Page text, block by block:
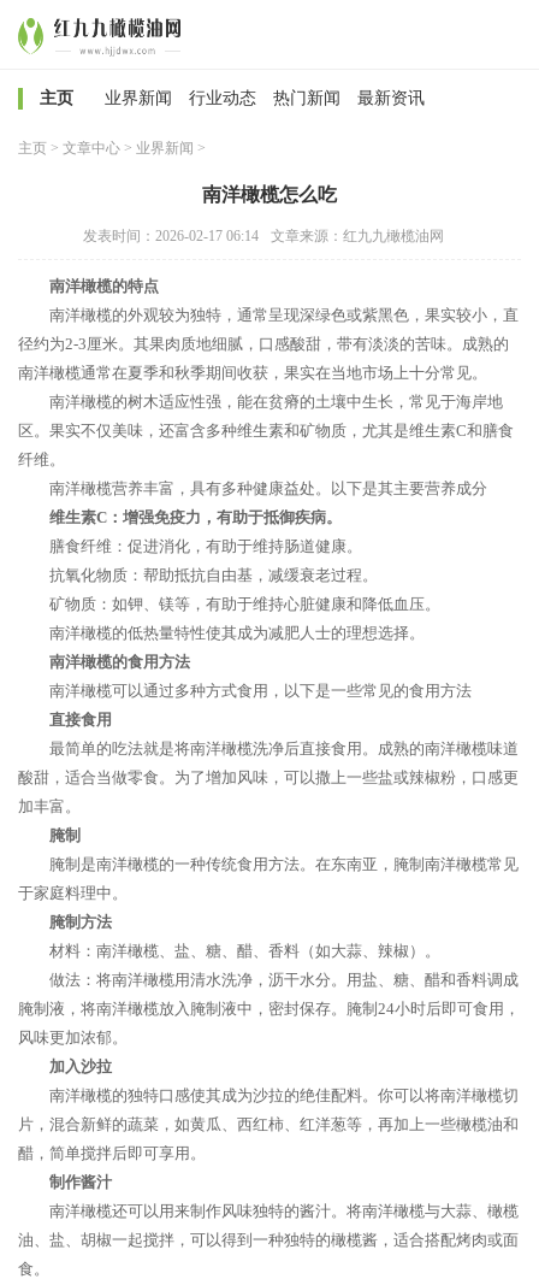
主页 业界新闻 行业动态 热门新闻 最新资讯
主页 > 文章中心 > 业界新闻 >
南洋橄榄怎么吃
发表时间：2026-02-17 06:14 文章来源：红九九橄榄油网
南洋橄榄的特点
南洋橄榄的外观较为独特，通常呈现深绿色或紫黑色，果实较小，直
径约为2-3厘米。其果肉质地细腻，口感酸甜，带有淡淡的苦味。成熟的
南洋橄榄通常在夏季和秋季期间收获，果实在当地市场上十分常见。
南洋橄榄的树木适应性强，能在贫瘠的土壤中生长，常见于海岸地
区。果实不仅美味，还富含多种维生素和矿物质，尤其是维生素C和膳食
纤维。
南洋橄榄营养丰富，具有多种健康益处。以下是其主要营养成分
维生素C：增强免疫力，有助于抵御疾病。
膳食纤维：促进消化，有助于维持肠道健康。
抗氧化物质：帮助抵抗自由基，减缓衰老过程。
矿物质：如钾、镁等，有助于维持心脏健康和降低血压。
南洋橄榄的低热量特性使其成为减肥人士的理想选择。
南洋橄榄的食用方法
南洋橄榄可以通过多种方式食用，以下是一些常见的食用方法
直接食用
最简单的吃法就是将南洋橄榄洗净后直接食用。成熟的南洋橄榄味道
酸甜，适合当做零食。为了增加风味，可以撒上一些盐或辣椒粉，口感更
加丰富。
腌制
腌制是南洋橄榄的一种传统食用方法。在东南亚，腌制南洋橄榄常见
于家庭料理中。
腌制方法
材料：南洋橄榄、盐、糖、醋、香料（如大蒜、辣椒）。
做法：将南洋橄榄用清水洗净，沥干水分。用盐、糖、醋和香料调成
腌制液，将南洋橄榄放入腌制液中，密封保存。腌制24小时后即可食用，
风味更加浓郁。
加入沙拉
南洋橄榄的独特口感使其成为沙拉的绝佳配料。你可以将南洋橄榄切
片，混合新鲜的蔬菜，如黄瓜、西红柿、红洋葱等，再加上一些橄榄油和
醋，简单搅拌后即可享用。
制作酱汁
南洋橄榄还可以用来制作风味独特的酱汁。将南洋橄榄与大蒜、橄榄
油、盐、胡椒一起搅拌，可以得到一种独特的橄榄酱，适合搭配烤肉或面
食。